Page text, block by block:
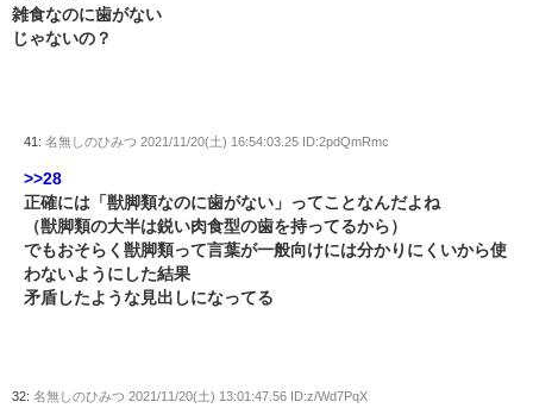
雑食なのに歯がない
じゃないの？
41: 名無しのひみつ 2021/11/20(土) 16:54:03.25 ID:2pdQmRmc
>>28
正確には「獣脚類なのに歯がない」ってことなんだよね
（獣脚類の大半は鋭い肉食型の歯を持ってるから）
でもおそらく獣脚類って言葉が一般向けには分かりにくいから使
わないようにした結果
矛盾したような見出しになってる
32: 名無しのひみつ 2021/11/20(土) 13:01:47.56 ID:z/Wd7PqX